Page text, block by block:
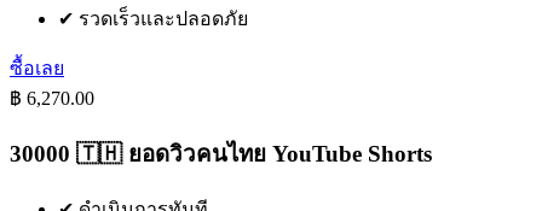
✔ รวดเร็วและปลอดภัย
ซื้อเลย
฿ 6,270.00
30000 🇹🇭 ยอดวิวคนไทย YouTube Shorts